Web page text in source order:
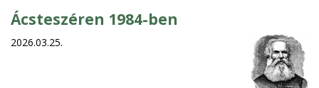
Ácsteszéren 1984-ben
2026.03.25.